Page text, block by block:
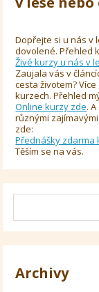
Dopřejte si u nás v
dovolené. Přehled
Živé kurzy u nás v
Zaujala vás v
cesta životem?
kurzech. Přehled
Online kurzy zde.
různými
zde:
Přednášky zdarma
Těším se na vás.
Archivy